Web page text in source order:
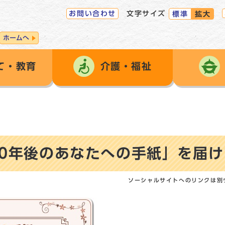
ホームへ
お問い合わせ 文字サイズ 標準 拡大
・教育 介護・福祉
後のあなたへの手紙」を届
ソーシャルサイトへのリンクは